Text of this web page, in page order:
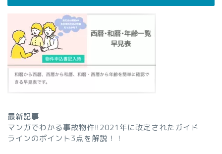
最新記事
マンガでわかる事故物件!!2021年に改定されたガイド
ラインのポイント3点を解説！！